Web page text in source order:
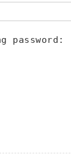
password: